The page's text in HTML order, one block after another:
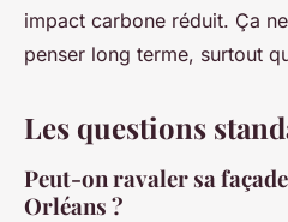
impact carbone réduit. Ça
penser long terme, surtout
Les questions
Peut-on ravaler sa
Orléans ?